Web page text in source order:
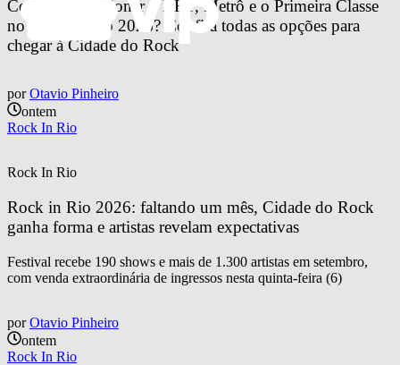
Como vai funcionar o BRT, Metrô e o Primeira Classe
no Rock in Rio 2026? Confira todas as opções para
chegar à Cidade do Rock
por Otavio Pinheiro
ontem
Rock In Rio
Rock In Rio
Rock in Rio 2026: faltando um mês, Cidade do Rock
ganha forma e artistas revelam expectativas
Festival recebe 190 shows e mais de 1.300 artistas em setembro,
com venda extraordinária de ingressos nesta quinta-feira (6)
por Otavio Pinheiro
ontem
Rock In Rio